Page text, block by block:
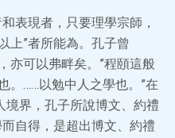
表現者，只要理學宗師，
上”者所能為。孔子曾
亦可以弗畔矣。”程頤這般
。……以勉中人之學也。”在
界，孔子所說博文、約禮
自得，是超出博文、約禮